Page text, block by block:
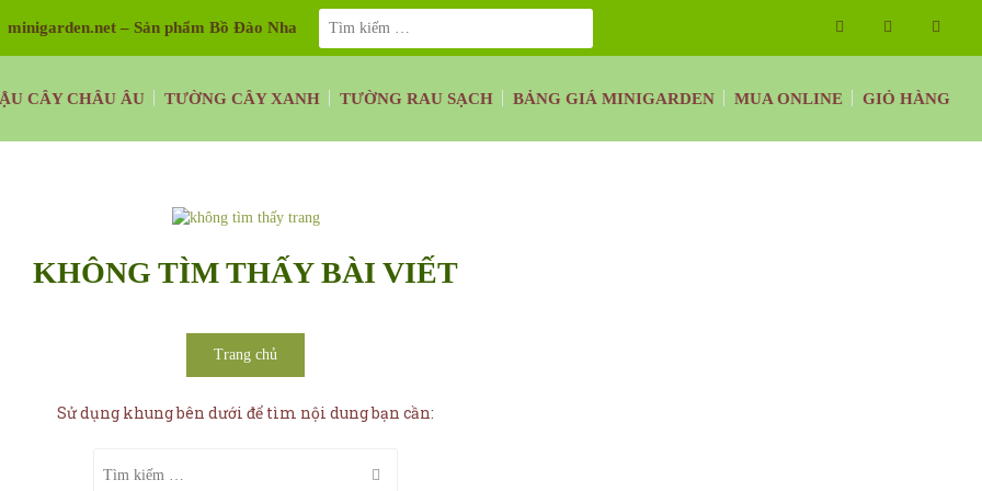
minigarden.net – Sản phẩm Bồ Đào Nha
CÂY CHÂU ÂU TƯỜNG CÂY XANH TƯỜNG RAU SẠCH BẢNG GIÁ MINIGARDEN MUA ONLINE GIỎ HÀNG
KHÔNG TÌM THẤY BÀI VIẾT
Trang chủ
Sử dụng khung bên dưới để tìm nội dung bạn cần: